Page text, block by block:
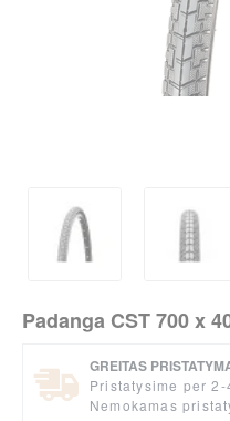
Padanga CST 700 x
GREITAS
Pristatysime per
Nemokamas